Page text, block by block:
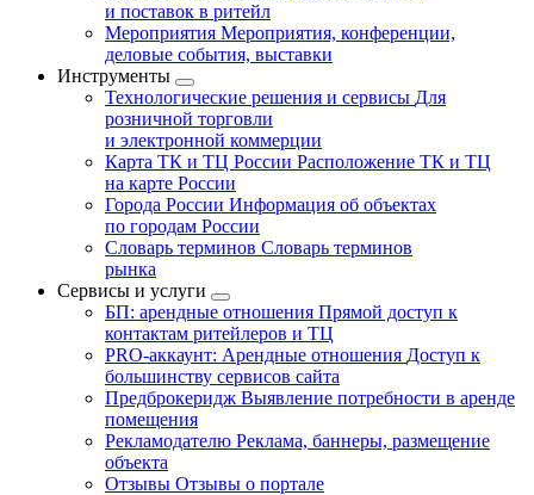
и поставок в ритейл
Мероприятия Мероприятия, конференции,
деловые события, выставки
Инструменты
Технологические решения и сервисы Для
розничной торговли
и электронной коммерции
Карта ТК и ТЦ России Расположение ТК и ТЦ
на карте России
Города России Информация об объектах
по городам России
Словарь терминов Словарь терминов
рынка
Сервисы и услуги
БП: арендные отношения Прямой доступ к
контактам ритейлеров и ТЦ
PRO-аккаунт: Арендные отношения Доступ к
большинству сервисов сайта
Предброкеридж Выявление потребности в аренде
помещения
Рекламодателю Реклама, баннеры, размещение
объекта
Отзывы Отзывы о портале